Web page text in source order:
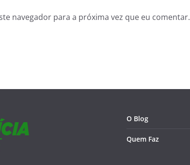
navegador para a próxima vez que eu comentar.
O Blog
Quem Faz